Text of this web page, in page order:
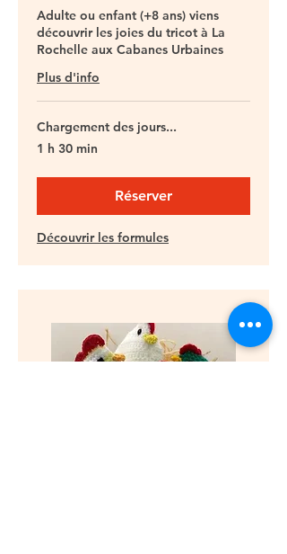
Adulte ou enfant (+8 ans) viens
découvrir les joies du tricot à La
Rochelle aux Cabanes Urbaines
Plus d'info
Chargement des jours...
1 h 30 min
Réserver
Découvrir les formules